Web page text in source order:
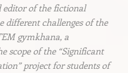
of the fictional
different challenges of the
gymkhana, a
scope of the “Significant
project for students of